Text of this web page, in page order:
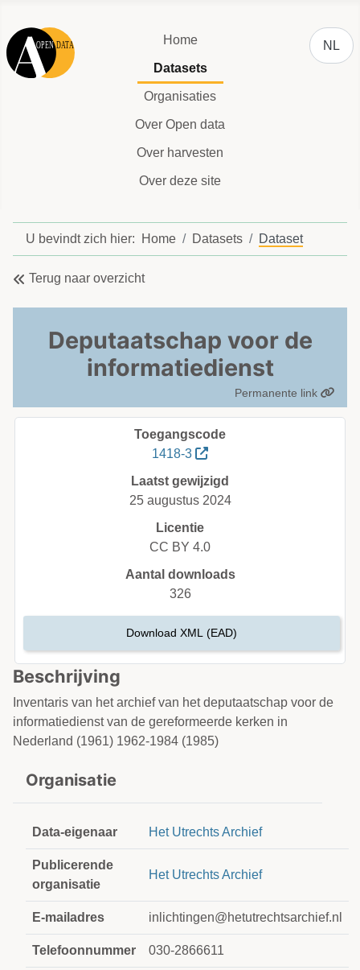
Home
Datasets
Organisaties
Over Open data
Over harvesten
Over deze site
NL
U bevindt zich hier: Home Datasets Dataset
Terug naar overzicht
Deputaatschap voor de
informatiedienst
Permanente link
Beschrijving
Inventaris van het archief van het deputaatschap voor de
informatiedienst van de gereformeerde kerken in
Nederland (1961) 1962-1984 (1985)
Organisatie
Data-eigenaar Het Utrechts Archief
Publicerende
organisatie
Het Utrechts Archief
E-mailadres inlichtingen@hetutrechtsarchief.nl
Telefoonnummer 030-2866611
Toegangscode
1418-3
Laatst gewijzigd
25 augustus 2024
Licentie
CC BY 4.0
Aantal downloads
326
Download XML (EAD)